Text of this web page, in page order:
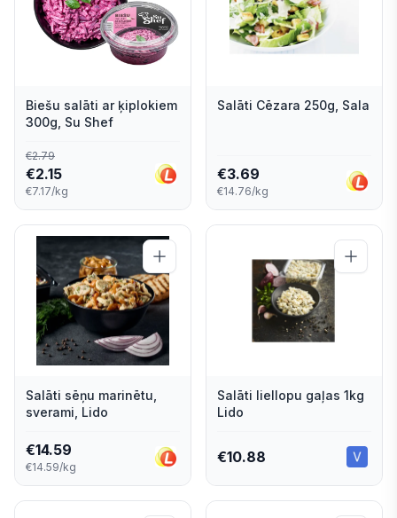
Biešu salāti ar ķiplokiem
300g, Su Shef
€2.79
€2.15
€7.17/kg
Salāti Cēzara 250g, Sala
€3.69
€14.76/kg
Salāti sēņu marinētu,
sverami, Lido
€14.59
€14.59/kg
Salāti liellopu gaļas 1kg
Lido
€10.88